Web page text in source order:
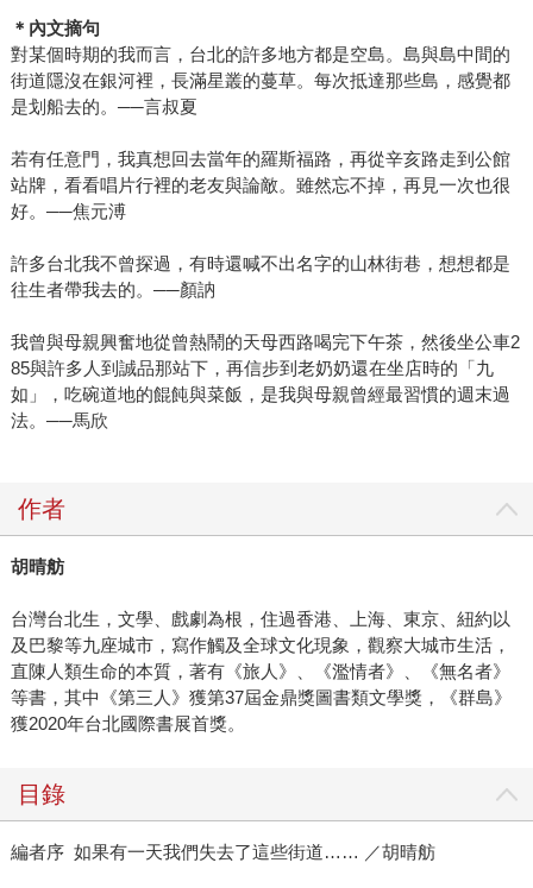
＊內文摘句
對某個時期的我而言，台北的許多地方都是空島。島與島中間的
街道隱沒在銀河裡，長滿星叢的蔓草。每次抵達那些島，感覺都
是划船去的。──言叔夏
若有任意門，我真想回去當年的羅斯福路，再從辛亥路走到公館
站牌，看看唱片行裡的老友與論敵。雖然忘不掉，再見一次也很
好。──焦元溥
許多台北我不曾探過，有時還喊不出名字的山林街巷，想想都是
往生者帶我去的。──顏訥
我曾與母親興奮地從曾熱鬧的天母西路喝完下午茶，然後坐公車2
85與許多人到誠品那站下，再信步到老奶奶還在坐店時的「九
如」，吃碗道地的餛飩與菜飯，是我與母親曾經最習慣的週末過
法。──馬欣
作者
胡晴舫
台灣台北生，文學、戲劇為根，住過香港、上海、東京、紐約以
及巴黎等九座城市，寫作觸及全球文化現象，觀察大城市生活，
直陳人類生命的本質，著有《旅人》、《濫情者》、《無名者》
等書，其中《第三人》獲第37屆金鼎獎圖書類文學獎，《群島》
獲2020年台北國際書展首獎。
目錄
編者序 如果有一天我們失去了這些街道…… ／胡晴舫